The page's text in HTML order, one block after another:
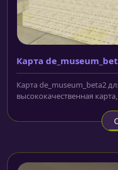
Карта
Карта de_museum_beta2
высококачественная